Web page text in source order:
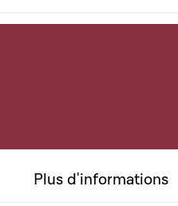
Plus d'informations